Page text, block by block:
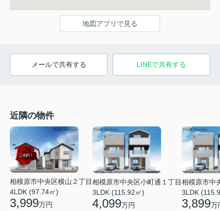
地図アプリで見る
メールで共有する LINEで共有する
近隣の物件
相模原市中央区横山２丁目
4LDK (97.74㎡)
3,999万円
相模原市中央区小町通１丁目
3LDK (115.92㎡)
4,099万円
相模原市中
3LDK
3,899万